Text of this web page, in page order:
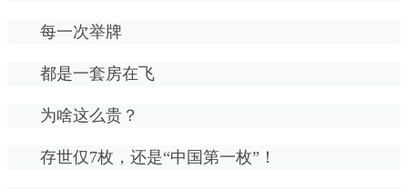
每一次举牌
都是一套房在飞
为啥这么贵？
存世仅7枚，还是“中国第一枚”！